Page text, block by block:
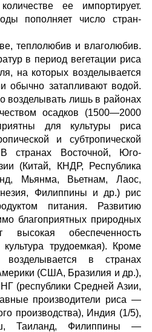
ее импортирует.
пополняет число стран-
теплолюбив и влаголюбив.
в период вегетации риса
на которых возделывается
обычно затапливают водой.
возделывать лишь в районах
осадков (1500—2000
для культуры риса
и субтропической
странах Восточной, Юго-
(Китай, КНДР, Республика
Мьянма, Вьетнам, Лаос,
Филиппины и др.) рис
питания. Развитию
благоприятных природных
высокая обеспеченность
трудоемкая). Кроме
в странах
(США, Бразилия и др.),
(республики Средней Азии,
производители риса —
производства), Индия (1/5),
Таиланд, Филиппины —